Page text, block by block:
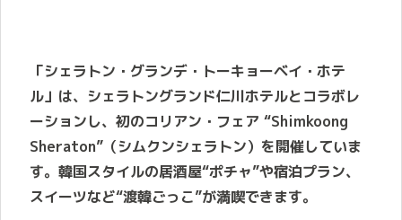
「シェラトン・グランデ・トーキョーベイ・ホテ
ル」は、シェラトングランド仁川ホテルとコラボレ
ーションし、初のコリアン・フェア “Shimkoong
Sheraton”（シムクンシェラトン）を開催していま
す。韓国スタイルの居酒屋“ポチャ”や宿泊プラン、
スイーツなど“渡韓ごっこ”が満喫できます。